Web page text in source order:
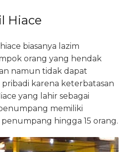
Hiace
biasanya lazim
orang yang hendak
namun tidak dapat
karena keterbatasan
yang lahir sebagai
memiliki
hingga 15 orang.